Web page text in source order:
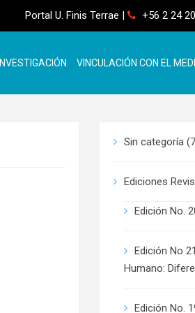
Portal U. Finis Terrae | +56 2 24
INVESTIGACIÓN VINCULACIÓN CON EL
Sin categoría
Ediciones
Edición No.
Edición No
Humano:
Edición No.